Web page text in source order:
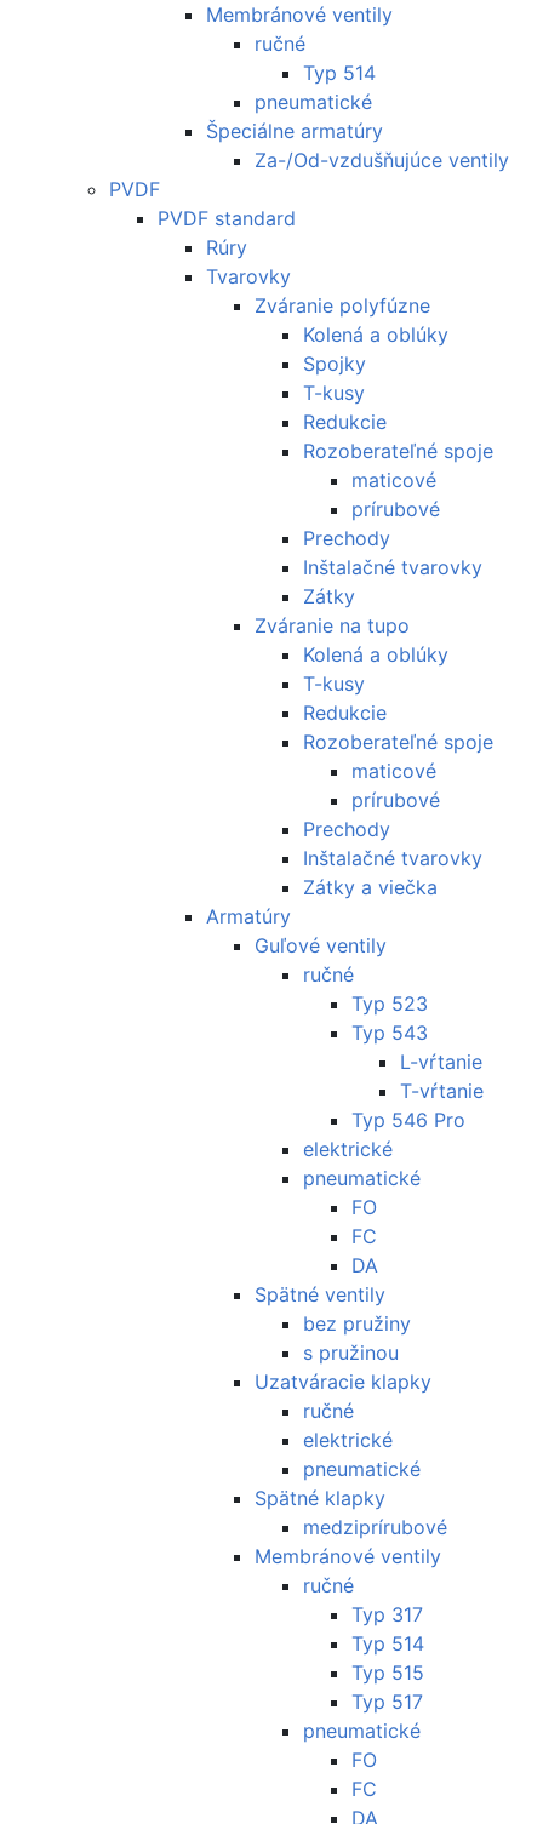
Membránové ventily
ručné
Typ 514
pneumatické
Špeciálne armatúry
Za-/Od-vzdušňujúce ventily
PVDF
PVDF standard
Rúry
Tvarovky
Zváranie polyfúzne
Kolená a oblúky
Spojky
T-kusy
Redukcie
Rozoberateľné spoje
maticové
prírubové
Prechody
Inštalačné tvarovky
Zátky
Zváranie na tupo
Kolená a oblúky
T-kusy
Redukcie
Rozoberateľné spoje
maticové
prírubové
Prechody
Inštalačné tvarovky
Zátky a viečka
Armatúry
Guľové ventily
ručné
Typ 523
Typ 543
L-vŕtanie
T-vŕtanie
Typ 546 Pro
elektrické
pneumatické
FO
FC
DA
Spätné ventily
bez pružiny
s pružinou
Uzatváracie klapky
ručné
elektrické
pneumatické
Spätné klapky
medziprírubové
Membránové ventily
ručné
Typ 317
Typ 514
Typ 515
Typ 517
pneumatické
FO
FC
DA